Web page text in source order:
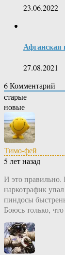
23.06.2022
Афганская
27.08.2021
6Комментарий
старые
новые
Тимо-фей
5 лет назад
И это правильно.
наркотрафик
пиндосы
Боюсь только,